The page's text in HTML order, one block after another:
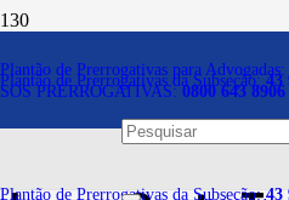
Plantão de Prerrogativas para Advogadas:
Plantão de Prerrogativas da Subseção:43
SOS PRERROGATIVAS:0800 643 8906
Plantão de Prerrogativas da Subseção:43
STJ: Violação
silêncio e falta